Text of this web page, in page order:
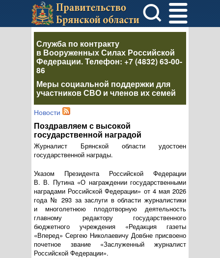
Служба по контракту
в Вооруженных Силах Российской
Федерации. Телефон: +7 (4832) 63-00-
86
Меры социальной поддержки для
участников СВО и членов их семей
Новости
Поздравляем с высокой
государственной наградой
Журналист Брянской области удостоен
государственной награды.
Указом Президента Российской Федерации
В. В. Путина«О награждении государственными
наградами Российской Федерации» от 4 мая 2026
года № 293 за заслуги в области журналистики
и многолетнюю плодотворную деятельность
главному редактору государственного
бюджетного учреждения «Редакция газеты
«Вперед» Сергею Николаевичу Довбне присвоено
почетное звание «Заслуженный журналист
Российской Федерации».